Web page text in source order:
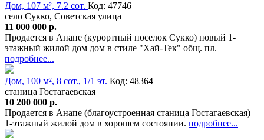
Дом, 107 м², 7.2 сот. Код: 47746
село Сукко, Советская улица
11 000 000 р.
Продается в Анапе (курортный поселок Сукко) новый 1-
этажный жилой дом дом в стиле "Хай-Тек" общ. пл.
подробнее...
Дом, 100 м², 8 сот., 1/1 эт. Код: 48364
станица Гостагаевская
10 200 000 р.
Продается в Анапе (благоустроенная станица Гостагаевская)
1-этажный жилой дом в хорошем состоянии. подробнее...